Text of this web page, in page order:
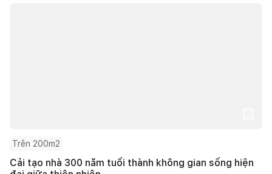
Trên 200m2
Cải tạo nhà 300 năm tuổi thành không gian sống hiện